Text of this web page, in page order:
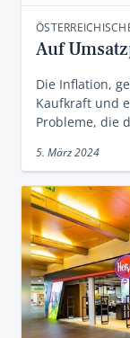
Auf
Die Inflation,
Kaufkraft und
Probleme, die
5. März 2024